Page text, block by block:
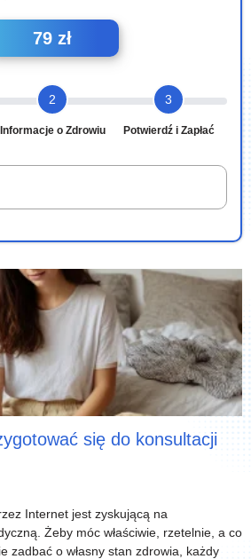
79 zł
2
Informacje o Zdrowiu
3
Potwierdź i Zapłać
się do konsultacji
Internet jest zyskującą na
Żeby móc właściwie, rzetelnie, a co
zadbać o własny stan zdrowia, każdy